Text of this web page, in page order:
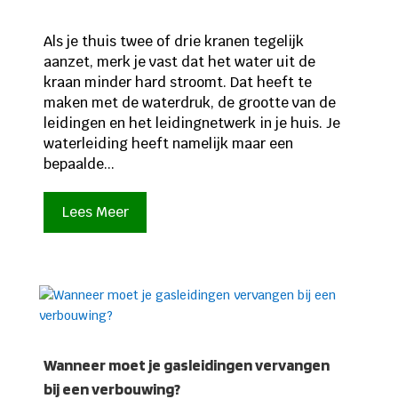
Als je thuis twee of drie kranen tegelijk
aanzet, merk je vast dat het water uit de
kraan minder hard stroomt. Dat heeft te
maken met de waterdruk, de grootte van de
leidingen en het leidingnetwerk in je huis. Je
waterleiding heeft namelijk maar een
bepaalde...
Lees Meer
Wanneer moet je gasleidingen vervangen
bij een verbouwing?